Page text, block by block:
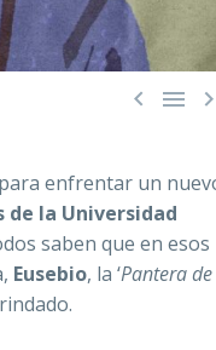
  
enfrentar un
de la Universidad
saben que en esos
Eusebio, la ‘Pantera de